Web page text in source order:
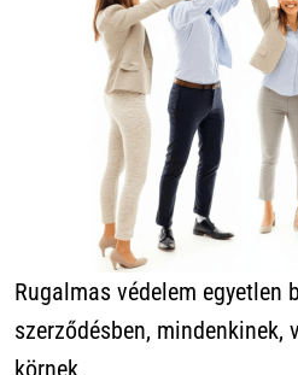
Rugalmas védelem egyetlen
szerződésben, mindenkinek,